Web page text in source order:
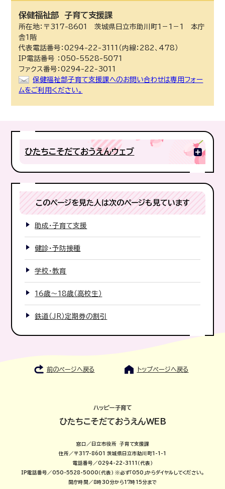
保健福祉部子育て支援課
所在地：〒317-8601 茨城県日立市助川町1－1－1 本庁
舎1階
代表電話番号：0294-22-3111（内線：282、478）
IP電話番号 ：050-5528-5071
ファクス番号：0294-22-3011
保健福祉部子育て支援課へのお問い合わせは専用フォー
ムをご利用ください。
ひたちこそだておうえんウェブ
このページを見た人は次のページも見ています
助成・子育て支援
健診・予防接種
学校・教育
16歳〜18歳（高校生）
鉄道（JR）定期券の割引
前のページへ戻る トップページへ戻る
ハッピー子育て
ひたちこそだておうえんWEB
窓口／日立市役所 子育て支援課
住所／〒317-8601 茨城県日立市助川町1-1-1
電話番号／0294-22-3111（代表）
IP電話番号／050-5528-5000（代表） ※必ず「050」からダイヤルしてください。
開庁時間／8時30分から17時15分まで